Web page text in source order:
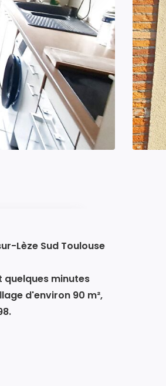
Lèze Sud Toulouse
quelques minutes
d'environ 90 m²,